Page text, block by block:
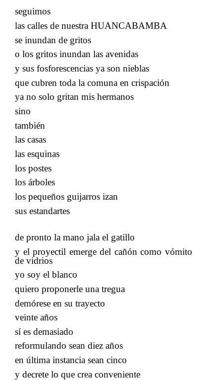
seguimos
las calles de nuestra HUANCABAMBA
se inundan de gritos
o los gritos inundan las avenidas
y sus fosforescencias ya son nieblas
que cubren toda la comuna en crispación
ya no solo gritan mis hermanos
sino
también
las casas
las esquinas
los postes
los árboles
los pequeños guijarros izan
sus estandartes
de pronto la mano jala el gatillo
y el proyectil emerge del cañón como vómito
de vidrios
yo soy el blanco
quiero proponerle una tregua
demórese en su trayecto
veinte años
sí es demasiado
reformulando sean diez años
en última instancia sean cinco
y decrete lo que crea conveniente